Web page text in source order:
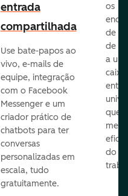
entrada
compartilhada
Use bate-papos ao
vivo, e-mails de
equipe, integração
com o Facebook
Messenger e um
criador prático de
chatbots para ter
conversas
personalizadas em
escala, tudo
gratuitamente.
os
de
de
a
caixa
que
do